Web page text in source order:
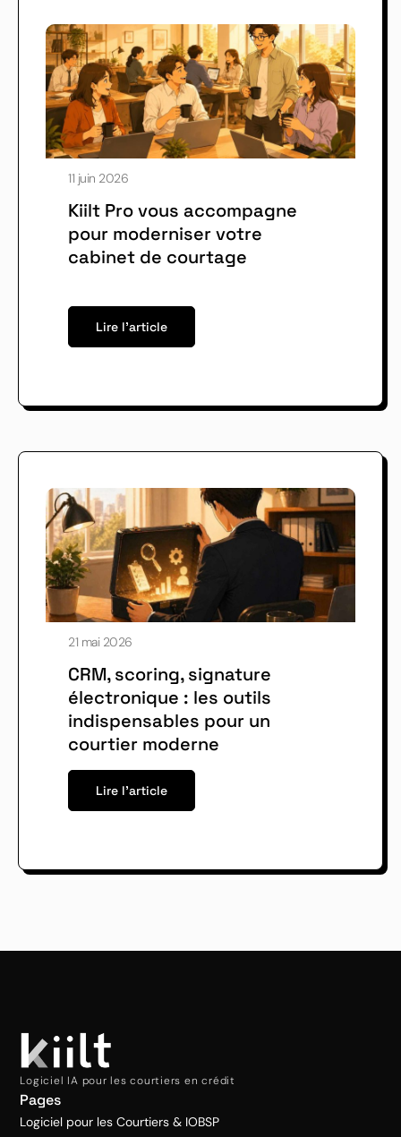
11 juin 2026
Kiilt Pro vous accompagne
pour moderniser votre
cabinet de courtage
Lire l'article
21 mai 2026
CRM, scoring, signature
électronique : les outils
indispensables pour un
courtier moderne
Lire l'article
Logiciel IA pour les courtiers en crédit
Pages
Logiciel pour les Courtiers & IOBSP